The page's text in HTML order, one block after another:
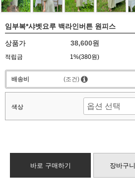
임부복*샤벳요루 백라인버튼 원피스
상품가 38,600원
적립금 1%(380원)
배송비 (조건)
색상
바로 구매하기 장바구니